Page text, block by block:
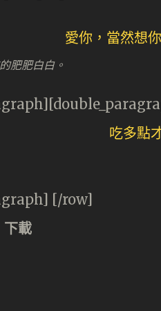
肥肥白白。
[/row]
下載